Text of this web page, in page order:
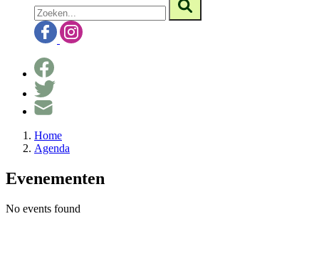
Home
Agenda
Evenementen
No events found